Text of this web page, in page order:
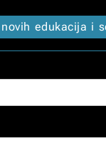
edukacija i